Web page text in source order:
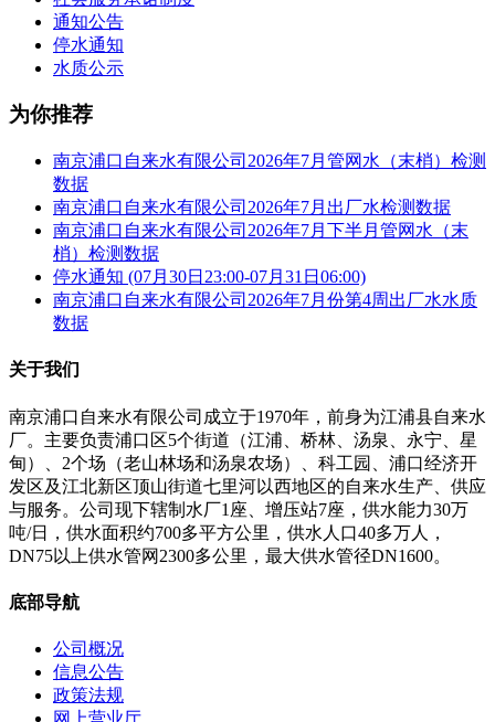
通知公告
停水通知
水质公示
为你推荐
南京浦口自来水有限公司2026年7月管网水（末梢）检测
数据
南京浦口自来水有限公司2026年7月出厂水检测数据
南京浦口自来水有限公司2026年7月下半月管网水（末
梢）检测数据
停水通知 (07月30日23:00-07月31日06:00)
南京浦口自来水有限公司2026年7月份第4周出厂水水质
数据
关于我们
南京浦口自来水有限公司成立于1970年，前身为江浦县自来水
厂。主要负责浦口区5个街道（江浦、桥林、汤泉、永宁、星
甸）、2个场（老山林场和汤泉农场）、科工园、浦口经济开
发区及江北新区顶山街道七里河以西地区的自来水生产、供应
与服务。公司现下辖制水厂1座、增压站7座，供水能力30万
吨/日，供水面积约700多平方公里，供水人口40多万人，
DN75以上供水管网2300多公里，最大供水管径DN1600。
底部导航
公司概况
信息公告
政策法规